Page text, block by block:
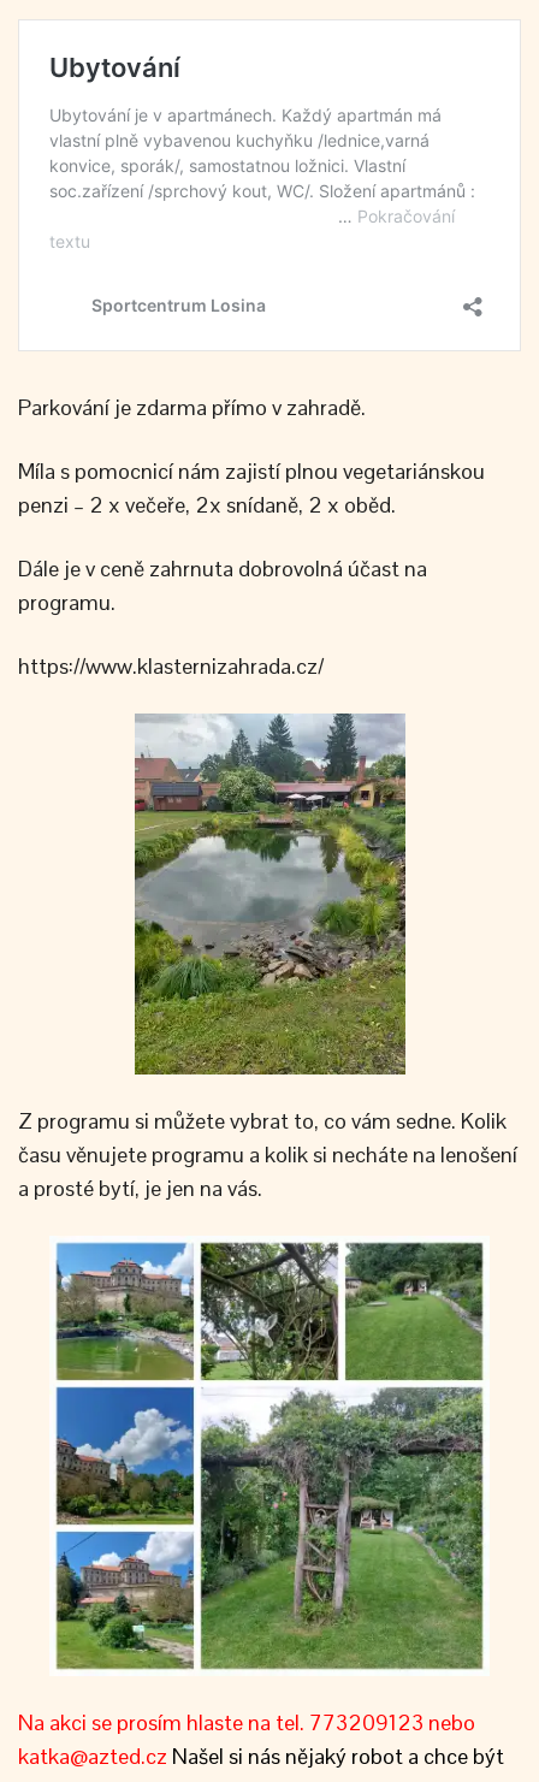
Parkování je zdarma přímo v zahradě.
Míla s pomocnicí nám zajistí plnou vegetariánskou
penzi – 2 x večeře, 2x snídaně, 2 x oběd.
Dále je v ceně zahrnuta dobrovolná účast na
programu.
https://www.klasternizahrada.cz/
Z programu si můžete vybrat to, co vám sedne. Kolik
času věnujete programu a kolik si necháte na lenošení
a prosté bytí, je jen na vás.
Na akci se prosím hlaste na tel. 773209123 nebo
katka@azted.cz Našel si nás nějaký robot a chce být